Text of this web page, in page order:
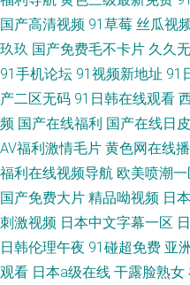
国产高清视频 91草莓 丝瓜视
玖玖 国产免费毛不卡片 久久
91手机论坛 91视频新地址 91
产二区无码 91日韩在线观看
频 国产在线福利 国产在线日
AV福利激情毛片 黄色网在线
福利在线视频导航 欧美喷潮
国产免费大片 精品呦视频 日
刺激视频 日本中文字幕一区
日韩伦理午夜 91碰超免费 亚
观看 日本a级在线 干露脸熟女